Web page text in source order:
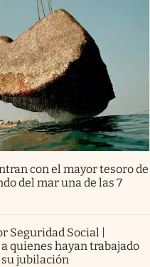
con el mayor tesoro de
del mar una de las 7
Seguridad Social |
quienes hayan trabajado
jubilación